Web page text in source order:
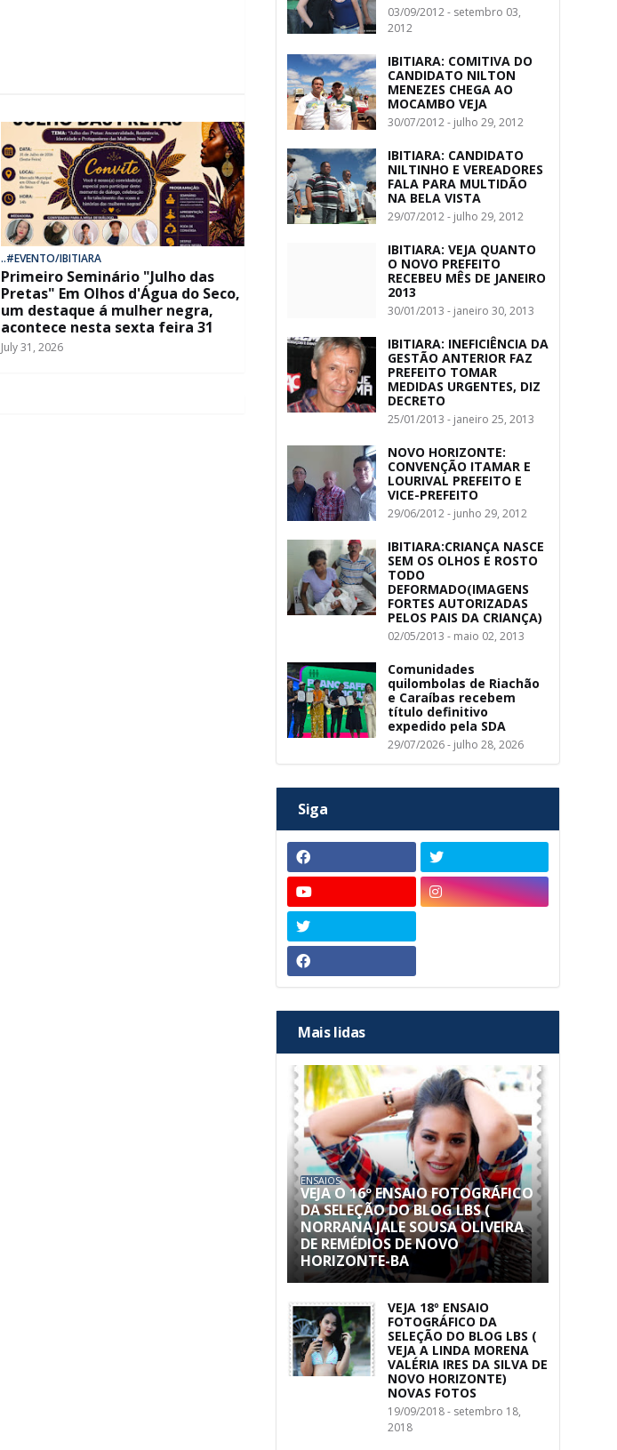
..#EVENTO/IBITIARA
Primeiro Seminário "Julho das
Pretas" Em Olhos d'Água do Seco,
um destaque á mulher negra,
acontece nesta sexta feira 31
July 31, 2026
03/09/2012 - setembro 03,
2012
IBITIARA: COMITIVA DO
CANDIDATO NILTON
MENEZES CHEGA AO
MOCAMBO VEJA
30/07/2012 - julho 29, 2012
IBITIARA: CANDIDATO
NILTINHO E VEREADORES
FALA PARA MULTIDÃO
NA BELA VISTA
29/07/2012 - julho 29, 2012
IBITIARA: VEJA QUANTO
O NOVO PREFEITO
RECEBEU MÊS DE JANEIRO
2013
30/01/2013 - janeiro 30, 2013
IBITIARA: INEFICIÊNCIA DA
GESTÃO ANTERIOR FAZ
PREFEITO TOMAR
MEDIDAS URGENTES, DIZ
DECRETO
25/01/2013 - janeiro 25, 2013
NOVO HORIZONTE:
CONVENÇÃO ITAMAR E
LOURIVAL PREFEITO E
VICE-PREFEITO
29/06/2012 - junho 29, 2012
IBITIARA:CRIANÇA NASCE
SEM OS OLHOS E ROSTO
TODO
DEFORMADO(IMAGENS
FORTES AUTORIZADAS
PELOS PAIS DA CRIANÇA)
02/05/2013 - maio 02, 2013
Comunidades
quilombolas de Riachão
e Caraíbas recebem
título definitivo
expedido pela SDA
29/07/2026 - julho 28, 2026
Siga
Mais lidas
ENSAIOS
VEJA O 16º ENSAIO FOTOGRÁFICO
DA SELEÇÃO DO BLOG LBS (
NORRANA JALE SOUSA OLIVEIRA
DE REMÉDIOS DE NOVO
HORIZONTE-BA
VEJA 18º ENSAIO
FOTOGRÁFICO DA
SELEÇÃO DO BLOG LBS (
VEJA A LINDA MORENA
VALÉRIA IRES DA SILVA DE
NOVO HORIZONTE)
NOVAS FOTOS
19/09/2018 - setembro 18,
2018